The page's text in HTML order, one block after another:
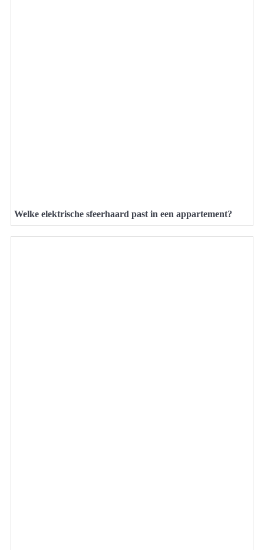
Welke elektrische sfeerhaard past in een appartement?